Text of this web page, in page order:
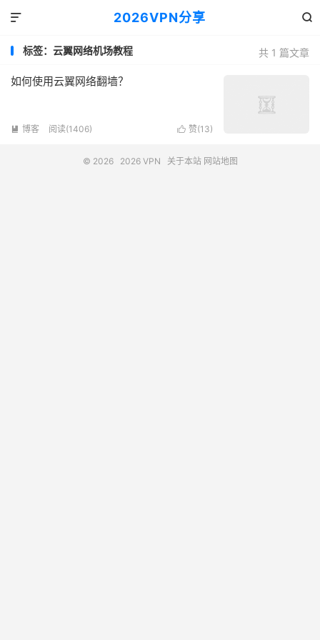
2026VPN分享 

共 1 篇文章
标签：云翼网络机场教程
如何使用云翼网络翻墙？
 赞(13)
 博客 阅读(1406)
© 2026 2026 VPN 关于本站 网站地图